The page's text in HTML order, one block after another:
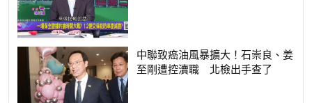
中聯致癌油風暴擴大！石崇良、姜
至剛遭控瀆職 北檢出手查了